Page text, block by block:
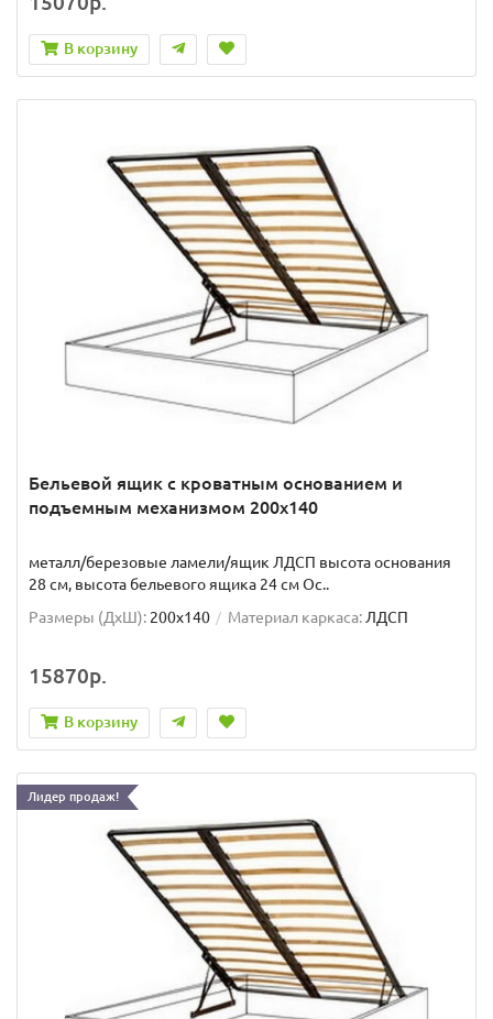
В корзину
Бельевой ящик с кроватным основанием и
подъемным механизмом 200x140
металл/березовые ламели/ящик ЛДСП высота основания
28 см, высота бельевого ящика 24 см Ос..
Размеры (ДxШ): 200x140 Материал каркаса: ЛДСП
15870р.
В корзину
Лидер продаж!